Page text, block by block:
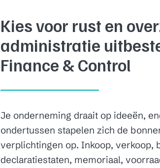
Kies voor rust en
administratie
Finance & Control
Je onderneming draait op ideeën,
ondertussen stapelen zich de
verplichtingen op. Inkoop, verkoop,
declaratiestaten, memoriaal,